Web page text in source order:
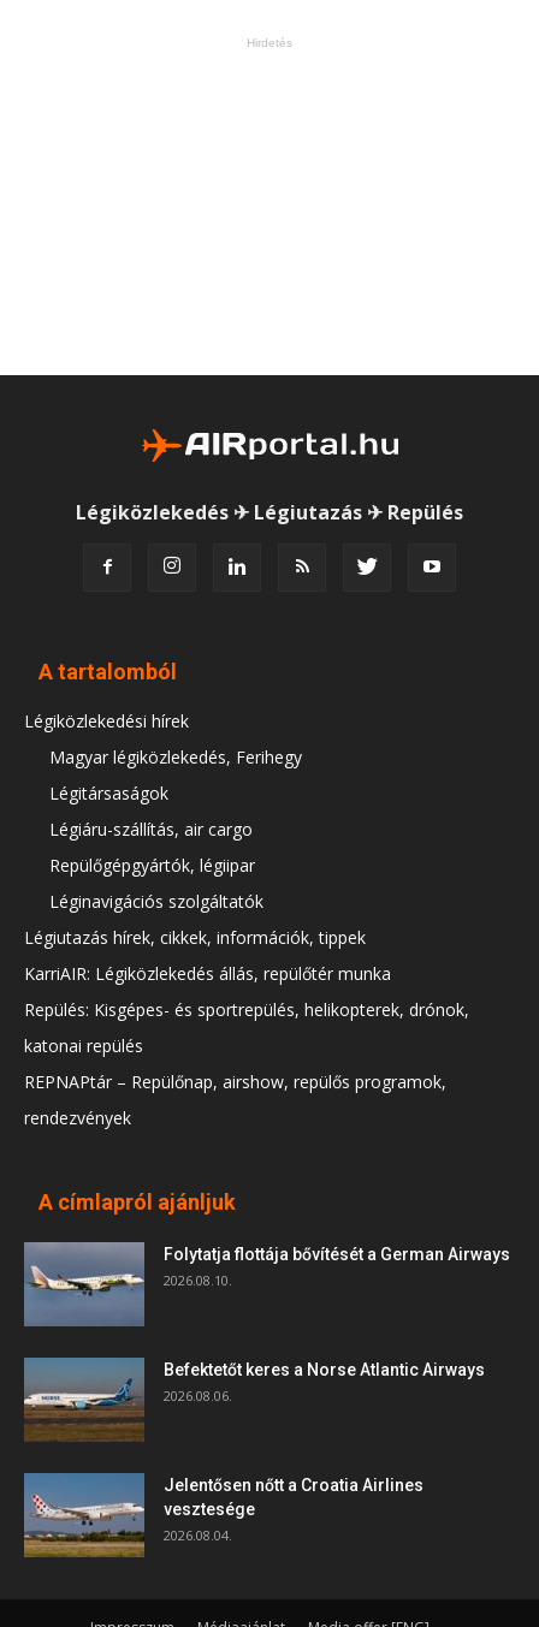
Hirdetés
Légiközlekedés ✈ Légiutazás ✈ Repülés
A tartalomból
Légiközlekedési hírek
Magyar légiközlekedés, Ferihegy
Légitársaságok
Légiáru-szállítás, air cargo
Repülőgépgyártók, légiipar
Léginavigációs szolgáltatók
Légiutazás hírek, cikkek, információk, tippek
KarriAIR: Légiközlekedés állás, repülőtér munka
Repülés: Kisgépes- és sportrepülés, helikopterek, drónok,
katonai repülés
REPNAPtár – Repülőnap, airshow, repülős programok,
rendezvények
A címlapról ajánljuk
Folytatja flottája bővítését a German Airways
2026.08.10.
Befektetőt keres a Norse Atlantic Airways
2026.08.06.
Jelentősen nőtt a Croatia Airlines
vesztesége
2026.08.04.